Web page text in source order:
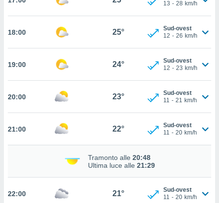
a piè
ad
13 - 28 km/h
18:00 25°
Sud-ovest
12 - 26 km/h
19:00 24°
Sud-ovest
12 - 23 km/h
20:00 23°
Sud-ovest
11 - 21 km/h
21:00 22°
Sud-ovest
11 - 20 km/h
Tramonto alle 20:48
Ultima luce alle 21:29
22:00 21°
Sud-ovest
11 - 20 km/h